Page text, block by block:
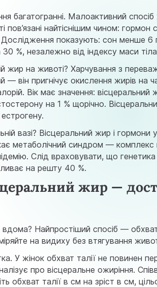
багатогранні. Малоактивний
найтіснішим чином: гормон
Дослідження показують: сон менше 6
%, незалежно від індексу маси
жир на животі? Харчування з
він пригнічує окислення жирів на
Вік має значення: вісцеральний
на 1 % щорічно.
вазі? Вісцеральний жир і
метаболічний синдром —
Слід враховувати, що
на решту 40 %.
жир —
Найпростіший спосіб — обхват
на видиху без втягування
У жінок обхват талії не повинен
про вісцеральне ожиріння.
обхват талії в см на зріст в см,